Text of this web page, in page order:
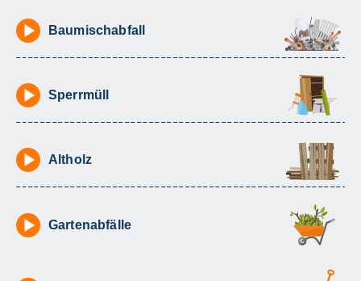
Baumischabfall
Sperrmüll
Altholz
Gartenabfälle